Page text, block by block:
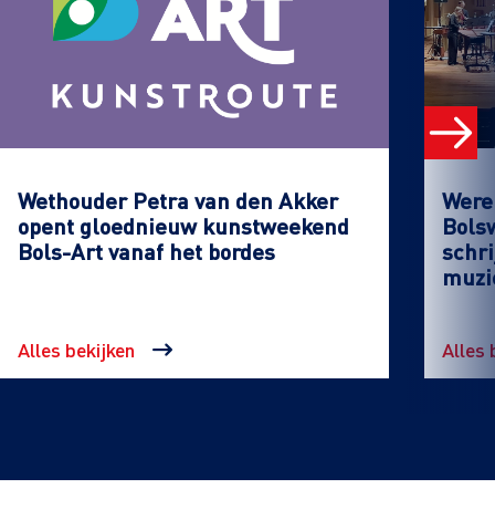
Wethouder Petra van den Akker
opent gloednieuw kunstweekend
Bols-Art vanaf het bordes
Alles bekijken Alles